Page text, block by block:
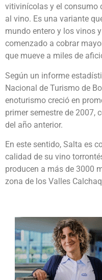
vitivinícolas y el consumo
al vino. Es una variante
mundo entero y los vinos
comenzado a cobrar
que mueve a miles de
Según un informe
Nacional de Turismo de
enoturismo creció en
primer semestre de 2007,
del año anterior.
En este sentido, Salta es
calidad de su vino
producen a más de 3000
zona de los Valles